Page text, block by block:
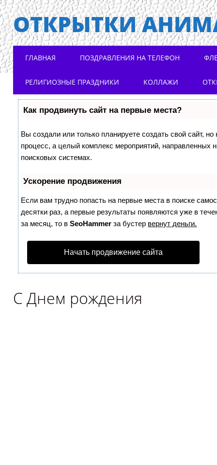
ОТКРЫТКИ
Main menu
ГЛАВНАЯ ПОЗДРАВЛЕНИЯ НА ТЕЛЕФОН
РЕЛИГИОЗНЫЕ ПРАЗДНИКИ КОЛЛАЖИ
Как продвинуть сайт на первые места?
Вы создали или только планируете создать свой сайт,
процесс, а целый комплекс мероприятий, направленных
поисковых системах.
Ускорение продвижения
Если вам трудно попасть на первые места в поиске
десятки раз, а первые результаты появляются уже в
за месяц, то вSeoHammer за бустер вернут деньги.
Начать продвижение сайта
С Днем рождения